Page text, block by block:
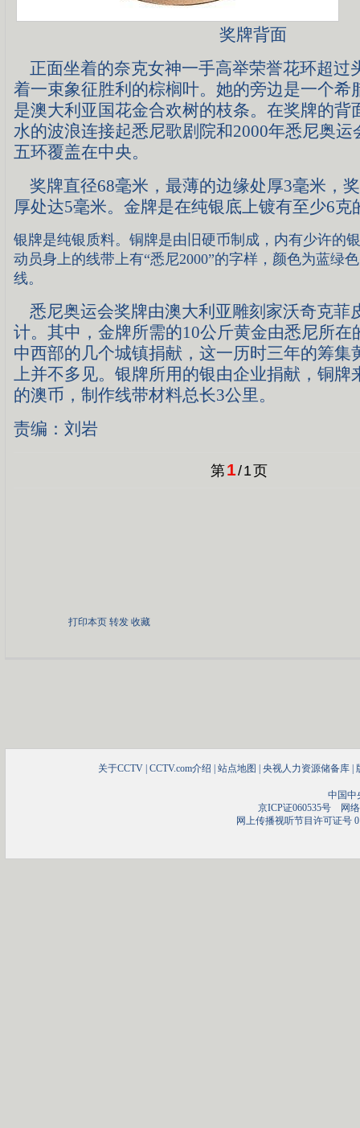
奖牌背面
正面坐着的奈克女神一手高举荣誉花环超过
着一束象征胜利的棕榈叶。她的旁边是一个希
是澳大利亚国花金合欢树的枝条。在奖牌的背
水的波浪连接起悉尼歌剧院和2000年悉尼奥运
五环覆盖在中央。
奖牌直径68毫米，最薄的边缘处厚3毫米，
厚处达5毫米。金牌是在纯银底上镀有至少6克
银牌是纯银质料。铜牌是由旧硬币制成，内有少许的
动员身上的线带上有“悉尼2000”的字样，颜色为蓝绿
线。
悉尼奥运会奖牌由澳大利亚雕刻家沃奇克菲
计。其中，金牌所需的10公斤黄金由悉尼所在
中西部的几个城镇捐献，这一历时三年的筹集
上并不多见。银牌所用的银由企业捐献，铜牌
的澳币，制作线带材料总长3公里。
责编：刘岩
第1/1页
打印本页 转发 收藏
关于CCTV CCTV.com介绍 站点地图 央视人力资源储备库
中国中
京ICP证060535号网络
网上传播视听节目许可证号